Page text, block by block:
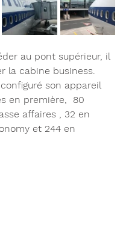
au pont supérieur, il
la cabine business.
son appareil
en première,  80
affaires , 32 en
et 244 en